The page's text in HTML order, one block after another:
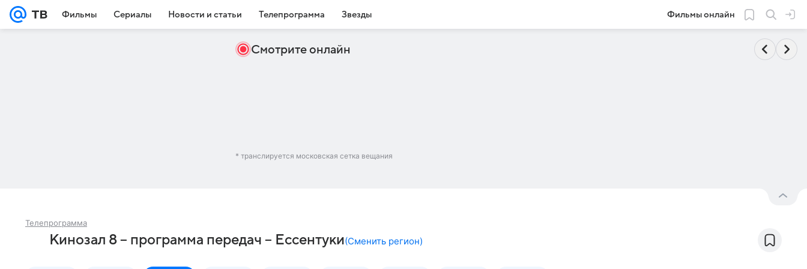
Фильмы Сериалы Новости и статьи Телепрограмма Звезды Фильмы онлайн
Смотрите онлайн
* транслируется московская сетка вещания
Телепрограмма
Кинозал 8 – программа передач – Ессентуки(Сменить регион)